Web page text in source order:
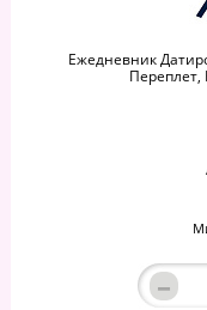
Ежедневник
–